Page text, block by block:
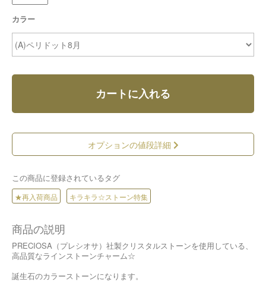
カラー
カートに入れる
オプションの値段詳細
この商品に登録されているタグ
★再入荷商品 キラキラ☆ストーン特集
商品の説明
PRECIOSA（プレシオサ）社製クリスタルストーンを使用している、
高品質なラインストーンチャーム☆
誕生石のカラーストーンになります。